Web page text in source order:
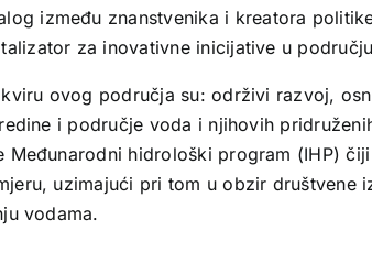
između znanstvenika i kreatora
za inovativne inicijative u
ovog područja su: održivi razvoj,
i područje voda i njihovih
Međunarodni hidrološki program (IHP)
uzimajući pri tom u obzir
vodama.